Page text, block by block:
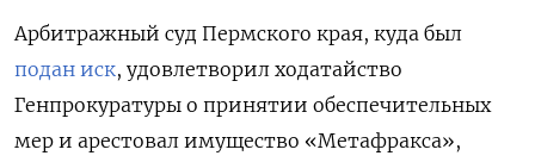
Арбитражный суд Пермского края, куда был
подан иск, удовлетворил ходатайство
Генпрокуратуры о принятии обеспечительных
мер и арестовал имущество «Метафракса»,